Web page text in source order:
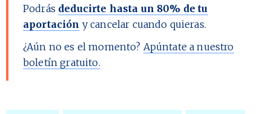
Podrás deducirte hasta un 80% de tu
aportación y cancelar cuando quieras.
¿Aún no es el momento? Apúntate a nuestro
boletín gratuito.